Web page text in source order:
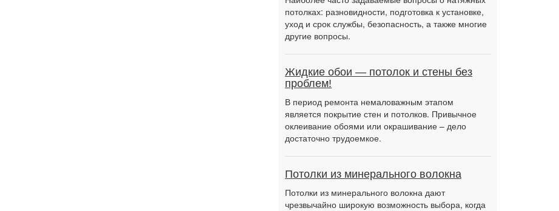
потолках: разновидности, подготовка к установке,
уход и срок службы, безопасность, а также многие
другие вопросы.
Жидкие обои — потолок и стены без
проблем!
В период ремонта немаловажным этапом
является покрытие стен и потолков. Привычное
оклеивание обоями или окрашивание – дело
достаточно трудоемкое.
Потолки из минерального волокна
Потолки из минерального волокна дают
чрезвычайно широкую возможность выбора, когда